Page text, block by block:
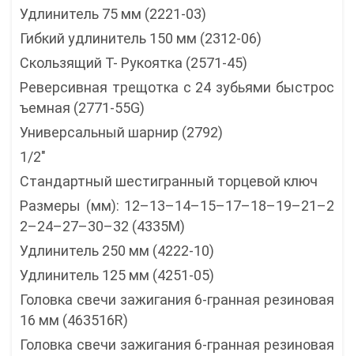
Удлинитель 75 мм (2221-03)
Гибкий удлинитель 150 мм (2312-06)
Скользящий T- Рукоятка (2571-45)
Реверсивная трещотка с 24 зубьями быстрос
ъемная (2771-55G)
Универсальный шарнир (2792)
1/2″
Стандартный шестигранный торцевой ключ
Размеры (мм): 12–13–14–15–17–18–19–21–2
2–24–27–30–32 (4335M)
Удлинитель 250 мм (4222-10)
Удлинитель 125 мм (4251-05)
Головка свечи зажигания 6-гранная резиновая
16 мм (463516R)
Головка свечи зажигания 6-гранная резиновая